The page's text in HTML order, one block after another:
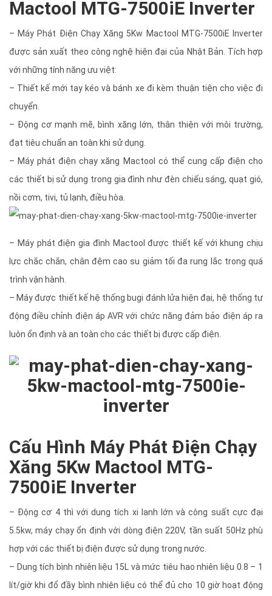
Mactool MTG-7500iE Inverter
– Máy Phát Điện Chạy Xăng 5Kw Mactool MTG-7500iE Inverter
được sản xuất theo công nghệ hiện đại của Nhật Bản. Tích hợp
với những tính năng ưu việt:
– Thiết kế mới tay kéo và bánh xe đi kèm thuận tiện cho việc đi
chuyển.
– Động cơ mạnh mẽ, bình xăng lớn, thân thiện với môi trường,
đạt tiêu chuẩn an toàn khi sử dụng.
– Máy phát điện chạy xăng Mactool có thể cung cấp điện cho
các thiết bị sử dụng trong gia đình như đèn chiếu sáng, quạt gió,
nồi cơm, tivi, tủ lạnh, điều hòa.
– Máy phát điện gia đình Mactool được thiết kế với khung chịu
lực chắc chắn, chân đệm cao su giảm tối đa rung lắc trong quá
trình vận hành.
– Máy được thiết kế hệ thống bugi đánh lửa hiện đại, hệ thống tự
động điều chỉnh điện áp AVR với chức năng đảm bảo điện áp ra
luôn ổn định và an toàn cho các thiết bị được cấp điện.
Cấu Hình Máy Phát Điện Chạy
Xăng 5Kw Mactool MTG-
7500iE Inverter
– Động cơ 4 thì với dung tích xi lanh lớn và công suất cực đại
5.5kw, máy chạy ổn định với dòng điện 220V, tần suất 50Hz phù
hợp với các thiết bị điện được sử dụng trong nước.
– Dung tích bình nhiên liệu 15L và mức tiêu hao nhiên liệu 0.8 – 1
lít/giờ khi đổ đầy bình nhiên liệu có thể đủ cho 10 giờ hoạt động